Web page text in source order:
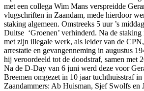
met een collega Wim Mans verspreidde
vlugschriften in Zaandam, mede hierdoor
staking algemeen. Omstreeks 5 uur ’s
Duitse ‘Groenen’ verhinderd. Na de staking
met zijn illegale werk, als leider van de
arrestatie en gevangenneming in augustus
hij veroordeeld tot de doodstraf, samen met
Na de D-Day van 6 juni werd deze voor
Breemen omgezet in 10 jaar tuchthuisstraf
Zaandammers: Ab Huisman, Sjef Swolfs en